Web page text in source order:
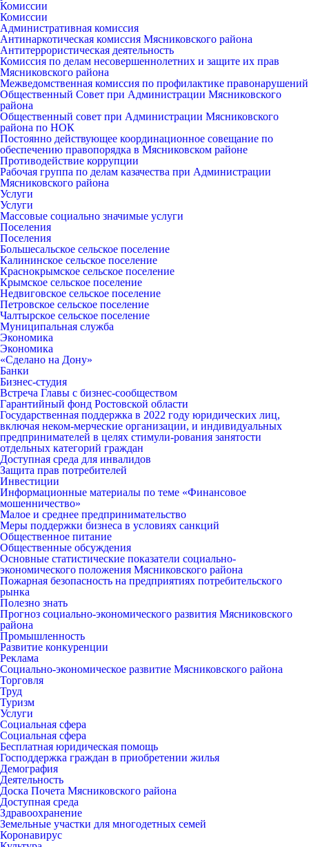
Комиссии
Комиссии
Административная комиссия
Антинаркотическая комиссия Мясниковского района
Антитеррористическая деятельность
Комиссия по делам несовершеннолетних и защите их прав
Мясниковского района
Межведомственная комиссия по профилактике правонарушений
Общественный Совет при Администрации Мясниковского
района
Общественный совет при Администрации Мясниковского
района по НОК
Постоянно действующее координационное совещание по
обеспечению правопорядка в Мясниковском районе
Противодействие коррупции
Рабочая группа по делам казачества при Администрации
Мясниковского района
Услуги
Услуги
Массовые социально значимые услуги
Поселения
Поселения
Большесальское сельское поселение
Калининское сельское поселение
Краснокрымское сельское поселение
Крымское сельское поселение
Недвиговское сельское поселение
Петровское сельское поселение
Чалтырское сельское поселение
Муниципальная служба
Экономика
Экономика
«Сделано на Дону»
Банки
Бизнес-студия
Встреча Главы с бизнес-сообществом
Гарантийный фонд Ростовской области
Государственная поддержка в 2022 году юридических лиц,
включая неком-мерческие организации, и индивидуальных
предпринимателей в целях стимули-рования занятости
отдельных категорий граждан
Доступная среда для инвалидов
Защита прав потребителей
Инвестиции
Информационные материалы по теме «Финансовое
мошенничество»
Малое и среднее предпринимательство
Меры поддержки бизнеса в условиях санкций
Общественное питание
Общественные обсуждения
Основные статистические показатели социально-
экономического положения Мясниковского района
Пожарная безопасность на предприятиях потребительского
рынка
Полезно знать
Прогноз социально-экономического развития Мясниковского
района
Промышленность
Развитие конкуренции
Реклама
Социально-экономическое развитие Мясниковского района
Торговля
Труд
Туризм
Услуги
Социальная сфера
Социальная сфера
Бесплатная юридическая помощь
Господдержка граждан в приобретении жилья
Демография
Деятельность
Доска Почета Мясниковского района
Доступная среда
Здравоохранение
Земельные участки для многодетных семей
Коронавирус